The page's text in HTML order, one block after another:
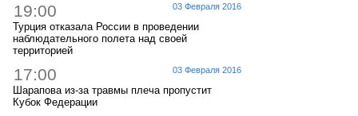
03 Февраля 2016
19:00
Турция отказала России в проведении
наблюдательного полета над своей
территорией
03 Февраля 2016
17:00
Шарапова из-за травмы плеча пропустит
Кубок Федерации